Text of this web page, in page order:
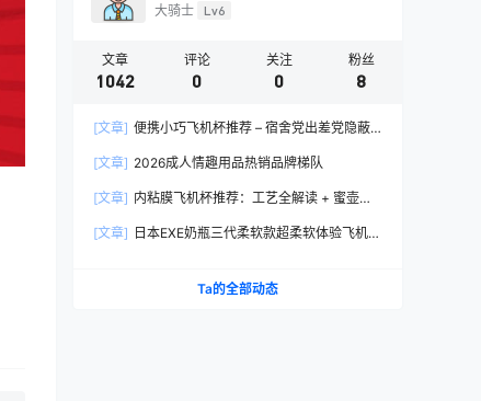
大骑士 Lv6
文章
1042
评论
0
关注
0
粉丝
8
[文章] 便携小巧飞机杯推荐 – 宿舍党出差党隐蔽
[文章] 2026成人情趣用品热销品牌梯队
[文章] 内粘膜飞机杯推荐：工艺全解读 + 蜜壶香
[文章] 日本EXE奶瓶三代柔软款超柔软体验飞机杯
Ta的全部动态